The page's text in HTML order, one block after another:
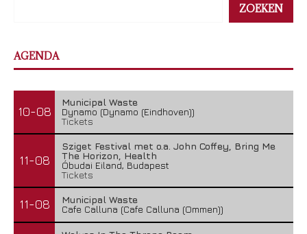
ZOEKEN
AGENDA
10-08
Municipal Waste
Dynamo (Dynamo (Eindhoven))
Tickets
11-08
Sziget Festival met o.a. John Coffey, Bring Me
The Horizon, Health
Óbudai Eiland, Budapest
Tickets
11-08
Municipal Waste
Cafe Calluna (Cafe Calluna (Ommen))